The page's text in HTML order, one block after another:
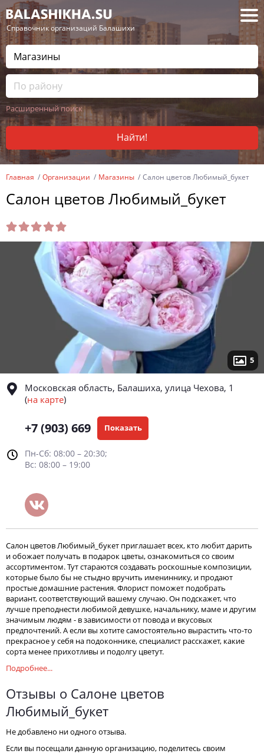
— Справочник организаций Балашихи
Расширенный поиск
Найти!
Главная Организации Магазины Салон цветов Любимый_букет
Салон цветов Любимый_букет
5
Московская область, Балашиха, улица Чехова, 1
(на карте)
+7 (903) 669 Показать
Пн-Сб: 08:00 – 20:30;
Вс: 08:00 – 19:00
Салон цветов Любимый_букет приглашает всех, кто любит дарить
и обожает получать в подарок цветы, ознакомиться со своим
ассортиментом. Тут стараются создавать роскошные композиции,
которые было бы не стыдно вручить имениннику, и продают
простые домашние растения. Флорист поможет подобрать
вариант, соответствующий вашему случаю. Он подскажет, что
лучше преподнести любимой девушке, начальнику, маме и другим
значимым людям - в зависимости от повода и вкусовых
предпочтений. А если вы хотите самостоятельно вырастить что-то
прекрасное у себя на подоконнике, специалист расскажет, какие
сорта менее прихотливы и подолгу цветут.
Подробнее...
Отзывы о Салоне цветов
Любимый_букет
Не добавлено ни одного отзыва.
Если вы посещали данную организацию, поделитесь своим